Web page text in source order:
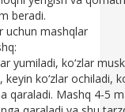
beradi.
uchun mashqlar
yumiladi, ko‘zlar
kеyin ko‘zlar ochiladi,
qaraladi. Mashq 4-5